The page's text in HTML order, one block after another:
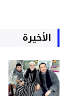
الأخيرة